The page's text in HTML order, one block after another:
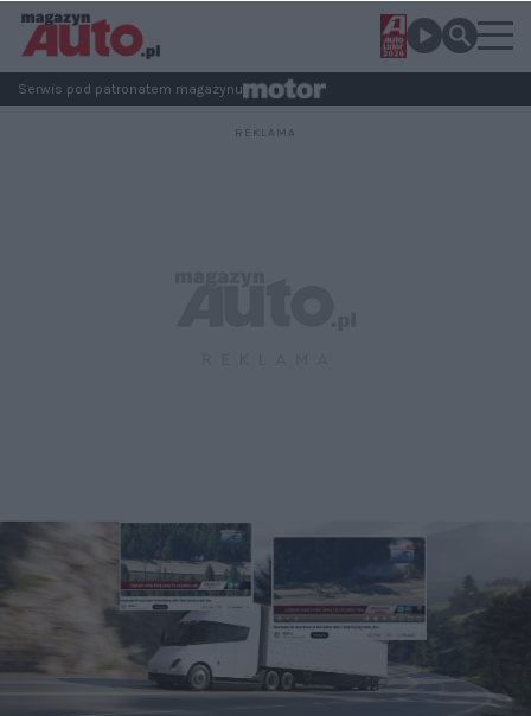
Serwis pod patronatem magazynu